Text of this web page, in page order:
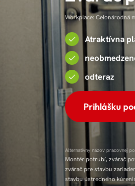
Workplace: Celonárodná
Atraktívna
odteraz
Prihlášku
Alternatívny názov pracovnej
Montér potrubí, zvárač
zvárač pre stavbu
stavbu ústredného